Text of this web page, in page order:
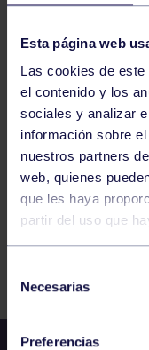
Esta página web
Las cookies de
el contenido y los
sociales y analizar
información sobre
nuestros partners
web, quienes
que les haya
partir del uso que
Necesarias
Preferencias
11:00h
ALEVÍN B: CV
1074